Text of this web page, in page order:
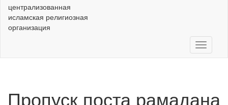
централизованная
исламская религиозная
организация
Toggle
Пропуск поста рамадана